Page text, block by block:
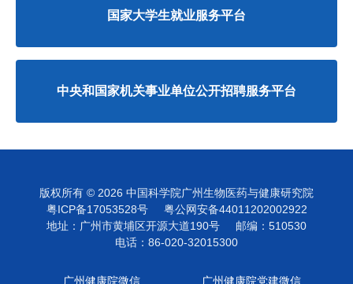
国家大学生就业服务平台
中央和国家机关事业单位公开招聘服务平台
版权所有 © 2026 中国科学院广州生物医药与健康研究院
粤ICP备17053528号
粤公网安备44011202002922
地址：广州市黄埔区开源大道190号
邮编：510530
电话：86-020-32015300
广州健康院微信 广州健康院党建微信